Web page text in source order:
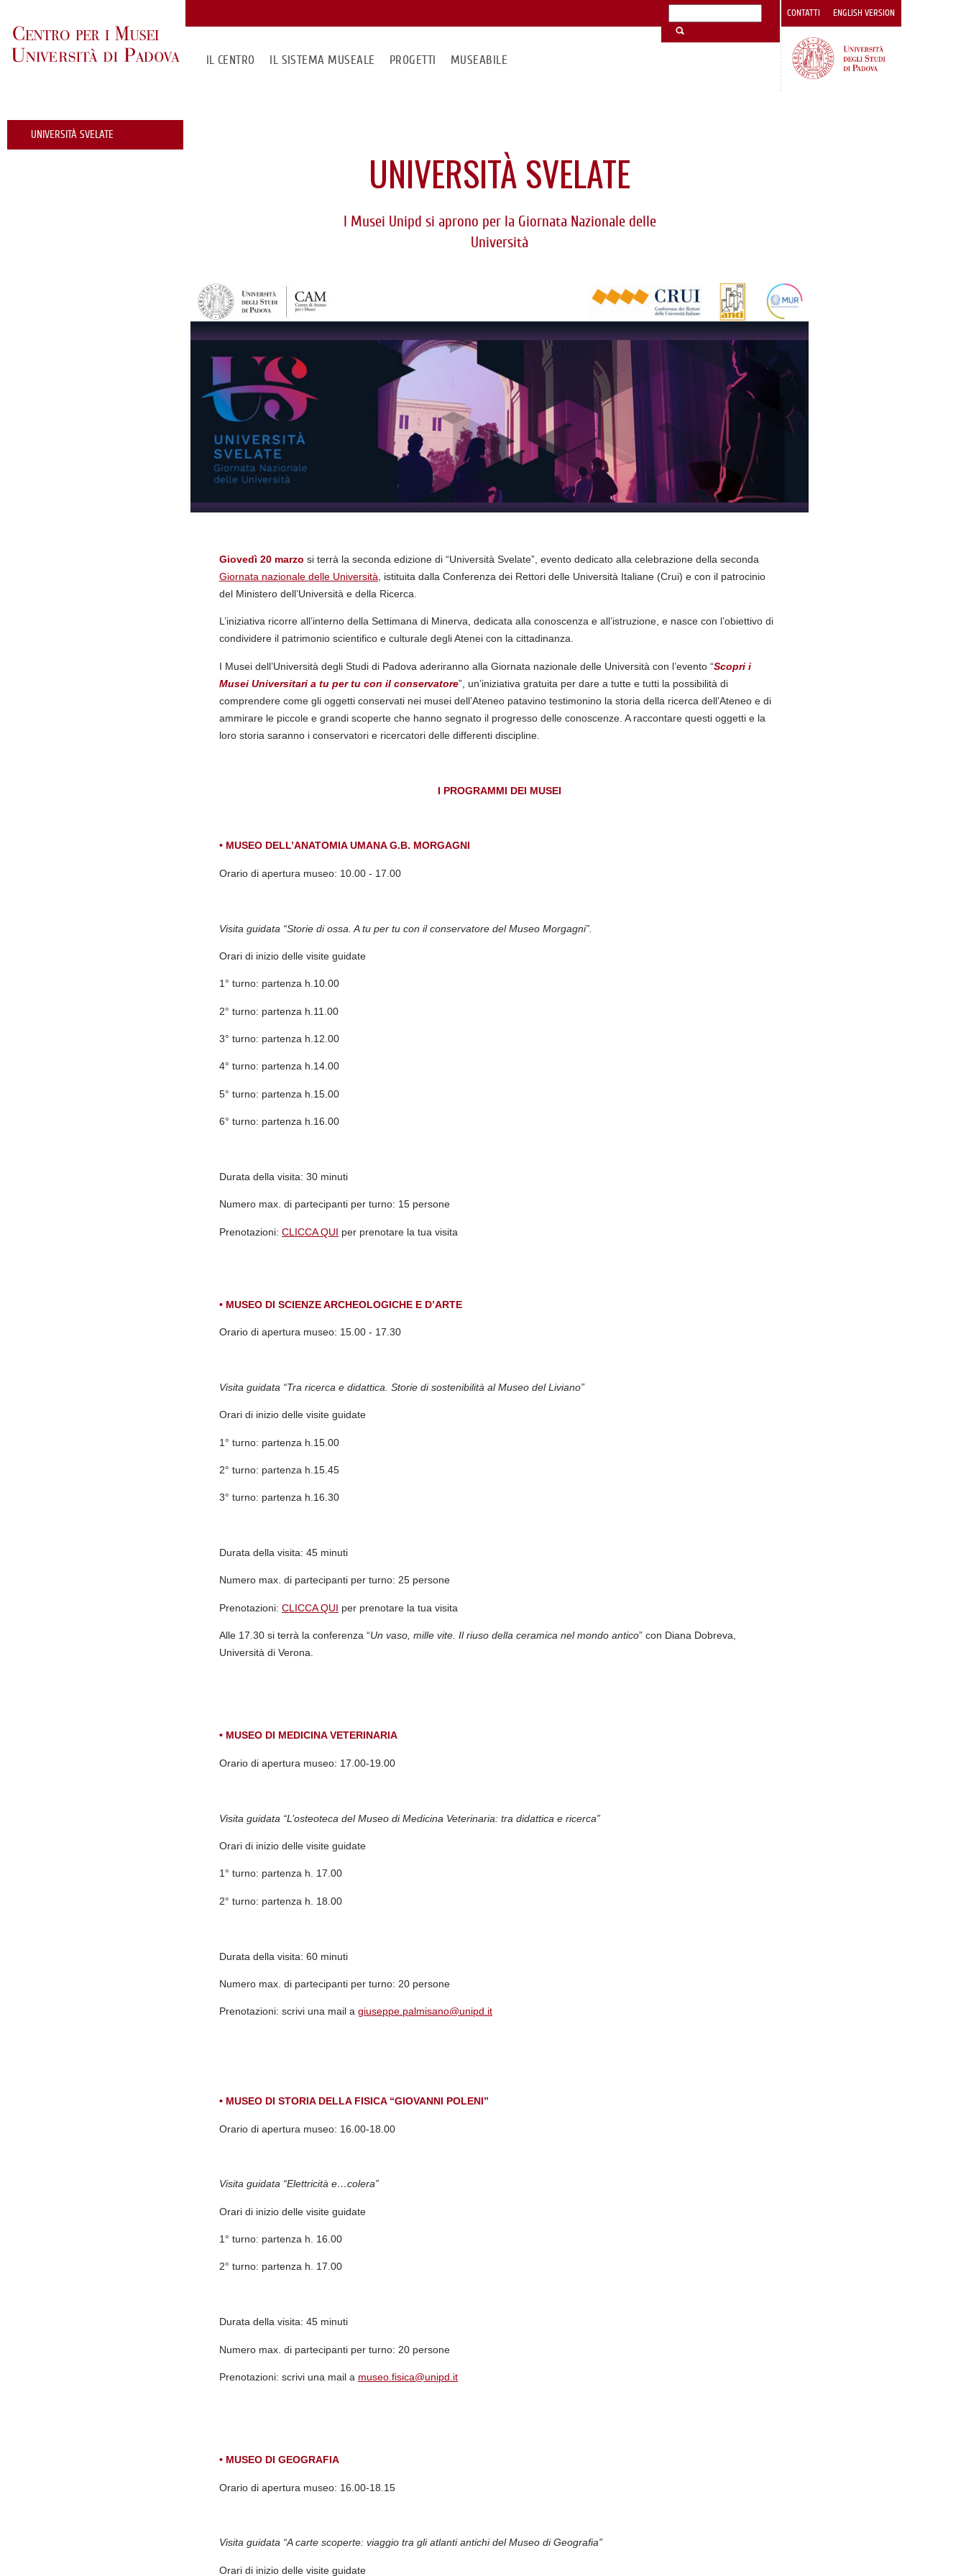
IL CENTRO IL SISTEMA MUSEALE PROGETTI MUSEABILE
CONTATTI ENGLISH VERSION
UNIVERSITÀ SVELATE
UNIVERSITÀ SVELATE
I Musei Unipd si aprono per la Giornata Nazionale delle
Università
Giovedì 20 marzo si terrà la seconda edizione di “Università Svelate”, evento dedicato alla celebrazione della seconda
Giornata nazionale delle Università , istituita dalla Conferenza dei Rettori delle Università Italiane (Crui) e con il patrocinio
del Ministero dell’Università e della Ricerca.
L’iniziativa ricorre all’interno della Settimana di Minerva, dedicata alla conoscenza e all’istruzione, e nasce con l’obiettivo di
condividere il patrimonio scientifico e culturale degli Atenei con la cittadinanza.
I Musei dell’Università degli Studi di Padova aderiranno alla Giornata nazionale delle Università con l’evento “Scopri i
Musei Universitari a tu per tu con il conservatore”, un’iniziativa gratuita per dare a tutte e tutti la possibilità di
comprendere come gli oggetti conservati nei musei dell’Ateneo patavino testimonino la storia della ricerca dell’Ateneo e di
ammirare le piccole e grandi scoperte che hanno segnato il progresso delle conoscenze. A raccontare questi oggetti e la
loro storia saranno i conservatori e ricercatori delle differenti discipline.
I PROGRAMMI DEI MUSEI
• MUSEO DELL’ANATOMIA UMANA G.B. MORGAGNI
Orario di apertura museo: 10.00 - 17.00
Visita guidata “Storie di ossa. A tu per tu con il conservatore del Museo Morgagni”.
Orari di inizio delle visite guidate
1° turno: partenza h.10.00
2° turno: partenza h.11.00
3° turno: partenza h.12.00
4° turno: partenza h.14.00
5° turno: partenza h.15.00
6° turno: partenza h.16.00
Durata della visita: 30 minuti
Numero max. di partecipanti per turno: 15 persone
Prenotazioni: CLICCA QUI per prenotare la tua visita
• MUSEO DI SCIENZE ARCHEOLOGICHE E D’ARTE
Orario di apertura museo: 15.00 - 17.30
Visita guidata “Tra ricerca e didattica. Storie di sostenibilità al Museo del Liviano”
Orari di inizio delle visite guidate
1° turno: partenza h.15.00
2° turno: partenza h.15.45
3° turno: partenza h.16.30
Durata della visita: 45 minuti
Numero max. di partecipanti per turno: 25 persone
Prenotazioni: CLICCA QUI per prenotare la tua visita
Alle 17.30 si terrà la conferenza “Un vaso, mille vite. Il riuso della ceramica nel mondo antico” con Diana Dobreva,
Università di Verona.
• MUSEO DI MEDICINA VETERINARIA
Orario di apertura museo: 17.00-19.00
Visita guidata “L’osteoteca del Museo di Medicina Veterinaria: tra didattica e ricerca”
Orari di inizio delle visite guidate
1° turno: partenza h. 17.00
2° turno: partenza h. 18.00
Durata della visita: 60 minuti
Numero max. di partecipanti per turno: 20 persone
Prenotazioni: scrivi una mail a giuseppe.palmisano@unipd.it
• MUSEO DI STORIA DELLA FISICA “GIOVANNI POLENI”
Orario di apertura museo: 16.00-18.00
Visita guidata “Elettricità e…colera”
Orari di inizio delle visite guidate
1° turno: partenza h. 16.00
2° turno: partenza h. 17.00
Durata della visita: 45 minuti
Numero max. di partecipanti per turno: 20 persone
Prenotazioni: scrivi una mail a museo.fisica@unipd.it
• MUSEO DI GEOGRAFIA
Orario di apertura museo: 16.00-18.15
Visita guidata “A carte scoperte: viaggio tra gli atlanti antichi del Museo di Geografia”
Orari di inizio delle visite guidate